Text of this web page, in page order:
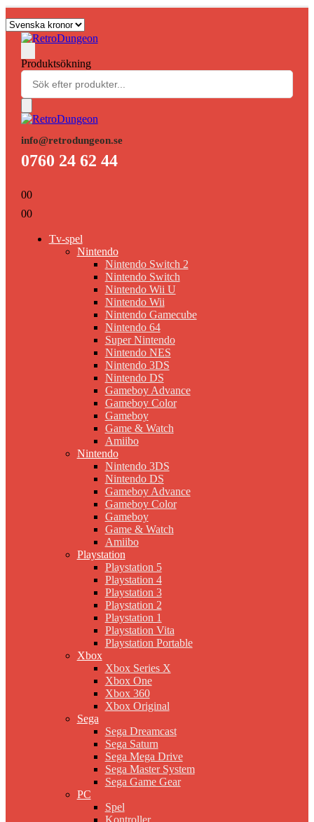
Produktsökning
info@retrodungeon.se
0760 24 62 44
00
00
Tv-spel
Nintendo
Nintendo Switch 2
Nintendo Switch
Nintendo Wii U
Nintendo Wii
Nintendo Gamecube
Nintendo 64
Super Nintendo
Nintendo NES
Nintendo 3DS
Nintendo DS
Gameboy Advance
Gameboy Color
Gameboy
Game & Watch
Amiibo
Nintendo
Nintendo 3DS
Nintendo DS
Gameboy Advance
Gameboy Color
Gameboy
Game & Watch
Amiibo
Playstation
Playstation 5
Playstation 4
Playstation 3
Playstation 2
Playstation 1
Playstation Vita
Playstation Portable
Xbox
Xbox Series X
Xbox One
Xbox 360
Xbox Original
Sega
Sega Dreamcast
Sega Saturn
Sega Mega Drive
Sega Master System
Sega Game Gear
PC
Spel